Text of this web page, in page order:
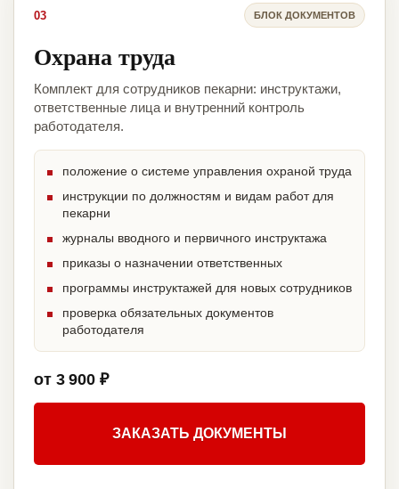
03 БЛОК ДОКУМЕНТОВ
Охрана труда
Комплект для сотрудников пекарни: инструктажи,
ответственные лица и внутренний контроль
работодателя.
положение о системе управления охраной труда
инструкции по должностям и видам работ для
пекарни
журналы вводного и первичного инструктажа
приказы о назначении ответственных
программы инструктажей для новых сотрудников
проверка обязательных документов
работодателя
от 3 900 ₽
ЗАКАЗАТЬ ДОКУМЕНТЫ